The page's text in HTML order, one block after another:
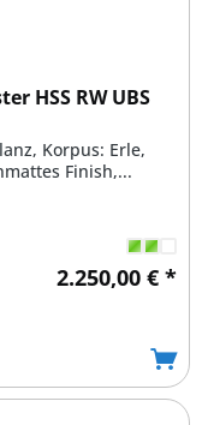
HSS RW UBS
Korpus: Erle,
Finish,...
2.250,00 € *